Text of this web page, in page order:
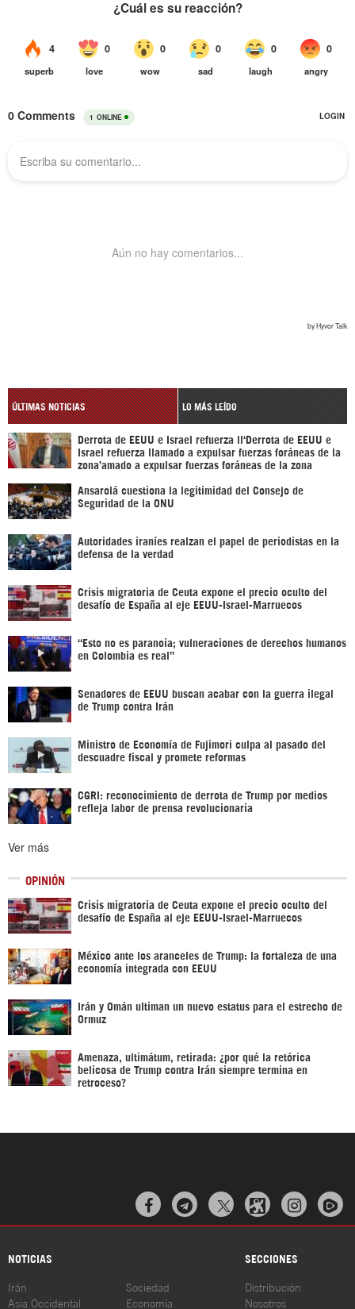
ÚLTIMAS NOTICIAS LO MÁS LEÍDO
Derrota de EEUU e Israel refuerza ll‘Derrota de EEUU e
Israel refuerza llamado a expulsar fuerzas foráneas de la
zona’amado a expulsar fuerzas foráneas de la zona
Ansarolá cuestiona la legitimidad del Consejo de
Seguridad de la ONU
Autoridades iraníes realzan el papel de periodistas en la
defensa de la verdad
Crisis migratoria de Ceuta expone el precio oculto del
desafío de España al eje EEUU-Israel-Marruecos
“Esto no es paranoia; vulneraciones de derechos humanos
en Colombia es real”
Senadores de EEUU buscan acabar con la guerra ilegal
de Trump contra Irán
Ministro de Economía de Fujimori culpa al pasado del
descuadre fiscal y promete reformas
CGRI: reconocimiento de derrota de Trump por medios
refleja labor de prensa revolucionaria
Ver más
OPINIÓN
Crisis migratoria de Ceuta expone el precio oculto del
desafío de España al eje EEUU-Israel-Marruecos
México ante los aranceles de Trump: la fortaleza de una
economía integrada con EEUU
Irán y Omán ultiman un nuevo estatus para el estrecho de
Ormuz
Amenaza, ultimátum, retirada: ¿por qué la retórica
belicosa de Trump contra Irán siempre termina en
retroceso?
  
NOTICIAS SECCIONES
Irán
Asia Occidental
Sociedad
Economía
Distribución
Nosotros